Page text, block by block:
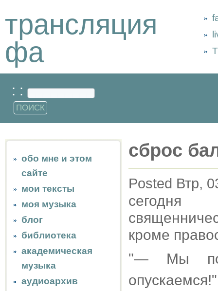
трансляция
фа
: :
обо мне и этом
сайте
мои тексты
моя музыка
блог
библиотека
академическая
музыка
аудиоархив
сброс
Posted Втр,
кроме
"— Мы